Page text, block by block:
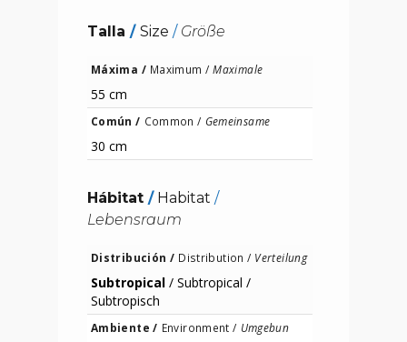
Talla / Size / Größe
Máxima / Maximum / Maximale
55 cm
Común / Common / Gemeinsame
30 cm
Hábitat / Habitat /
Lebensraum
Distribución / Distribution / Verteilung
Subtropical / Subtropical /
Subtropisch
Ambiente / Environment / Umgebun